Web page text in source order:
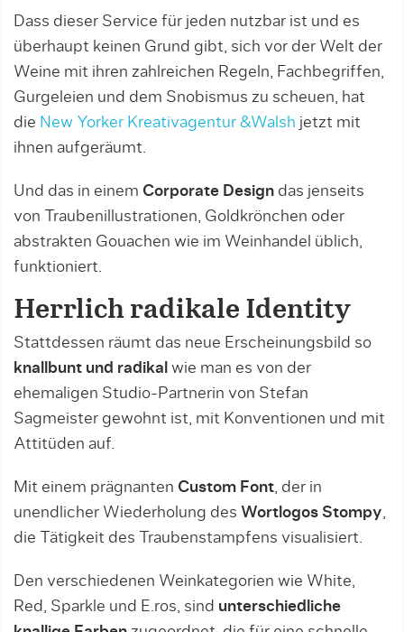
Dass dieser Service für jeden nutzbar ist und es
überhaupt keinen Grund gibt, sich vor der Welt der
Weine mit ihren zahlreichen Regeln, Fachbegriffen,
Gurgeleien und dem Snobismus zu scheuen, hat
die New Yorker Kreativagentur &Walsh jetzt mit
ihnen aufgeräumt.
Und das in einem Corporate Design das jenseits
von Traubenillustrationen, Goldkrönchen oder
abstrakten Gouachen wie im Weinhandel üblich,
funktioniert.
Herrlich radikale Identity
Stattdessen räumt das neue Erscheinungsbild so
knallbunt und radikal wie man es von der
ehemaligen Studio-Partnerin von Stefan
Sagmeister gewohnt ist, mit Konventionen und mit
Attitüden auf.
Mit einem prägnanten Custom Font, der in
unendlicher Wiederholung des Wortlogos Stompy,
die Tätigkeit des Traubenstampfens visualisiert.
Den verschiedenen Weinkategorien wie White,
Red, Sparkle und E.ros, sind unterschiedliche